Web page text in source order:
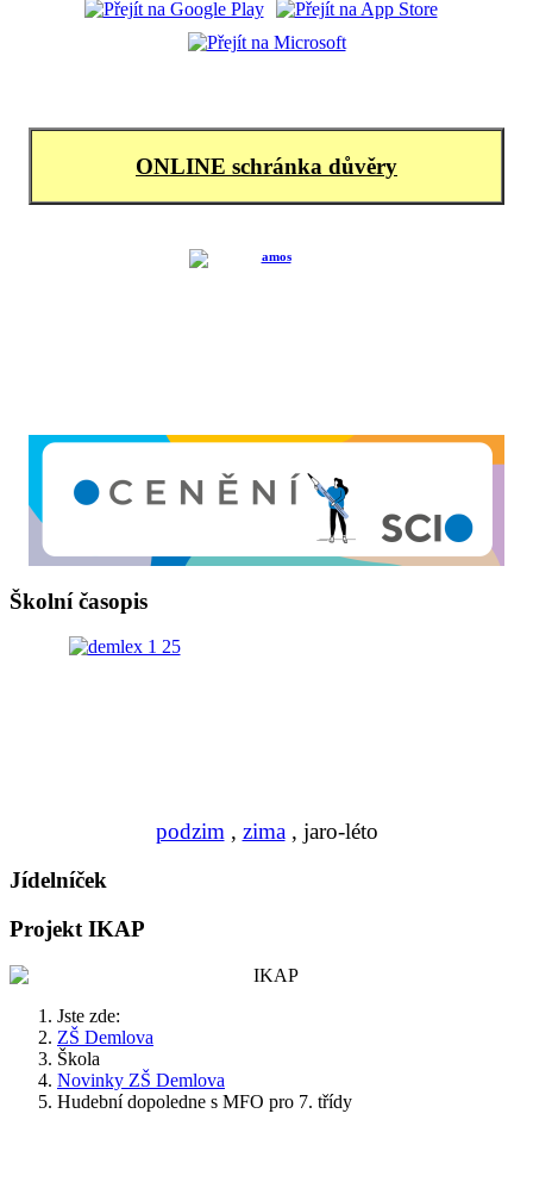
ONLINE schránka důvěry
Školní časopis
podzim, zima, jaro-léto
Jídelníček
Projekt IKAP
Jste zde:
ZŠ Demlova
Škola
Novinky ZŠ Demlova
Hudební dopoledne s MFO pro 7. třídy